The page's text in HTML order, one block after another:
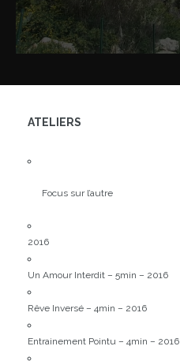
ATELIERS
Focus sur l’autre
2016
Un Amour Interdit – 5min – 2016
Rêve Inversé – 4min – 2016
Entrainement Pointu – 4min – 2016